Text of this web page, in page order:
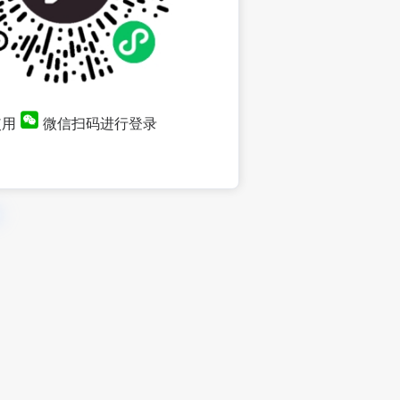
微信扫码进行登录